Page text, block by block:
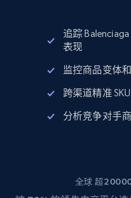
追踪
表现
监控商品变体
跨渠道精准
分析竞争对手
全球 超